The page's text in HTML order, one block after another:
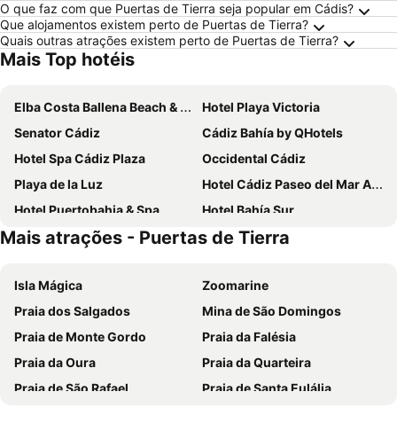
O que faz com que Puertas de Tierra seja popular em Cádis?
Que alojamentos existem perto de Puertas de Tierra?
Quais outras atrações existem perto de Puertas de Tierra?
Mais Top hotéis
Elba Costa Ballena Beach & Thalasso Resort
Hotel Playa Victoria
Senator Cádiz
Cádiz Bahía by QHotels
Hotel Spa Cádiz Plaza
Occidental Cádiz
Playa de la Luz
Hotel Cádiz Paseo del Mar Affiliated by Meliá
Hotel Puertobahia & Spa
Hotel Bahía Sur
Crisol Monasterio de San Miguel
Hotel Duque de Najera
Apartamentos Soho Boutique
Hotel Campomar Playa
Hotel Monte Puertatierra
Parador de Cádiz
Soho Boutique Puerto
Hotel Boutique Las Cortes De Cadiz
Hotel Salymar
BYPILLOW Tiento
Hotel Dunas Puerto
Punta Bermeja Premium Beach Hotel
Mais atrações - Puertas de Tierra
Isla Mágica
Zoomarine
Praia dos Salgados
Mina de São Domingos
Praia de Monte Gordo
Praia da Falésia
Praia da Oura
Praia da Quarteira
Praia de São Rafael
Praia de Santa Eulália